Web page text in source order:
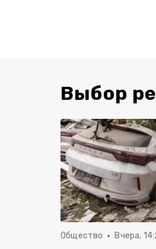
Выбор
Общество Вчера,